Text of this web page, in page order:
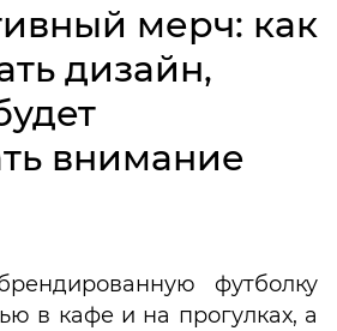
мерч: как
дизайн,
внимание
футболку
в кафе и на прогулках, а